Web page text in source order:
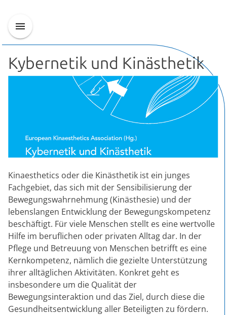
Kybernetik und Kinästhetik
Kinaesthetics oder die Kinästhetik ist ein junges
Fachgebiet, das sich mit der Sensibilisierung der
Bewegungswahrnehmung (Kinästhesie) und der
lebenslangen Entwicklung der Bewegungskompetenz
beschäftigt. Für viele Menschen stellt es eine wertvolle
Hilfe im beruflichen oder privaten Alltag dar. In der
Pflege und Betreuung von Menschen betrifft es eine
Kernkompetenz, nämlich die gezielte Unterstützung
ihrer alltäglichen Aktivitäten. Konkret geht es
insbesondere um die Qualität der
Bewegungsinteraktion und das Ziel, durch diese die
Gesundheitsentwicklung aller Beteiligten zu fördern.